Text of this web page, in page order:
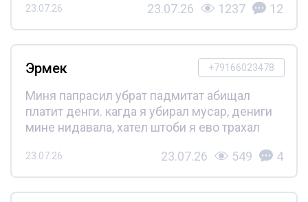
23.07.26 23.07.26 1237 12
+79166023478
Эрмек
Миня папрасил убрат падмитат абищал
платит денги. кагда я убирал мусар, дениги
мине нидавала, хател штоби я ево трахал
23.07.26 23.07.26 549 4